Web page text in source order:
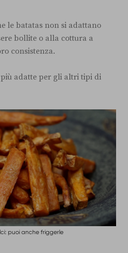
le batatas non si adattano
bollite o alla cottura a
consistenza.
adatte per gli altri tipi di
puoi anche friggerle